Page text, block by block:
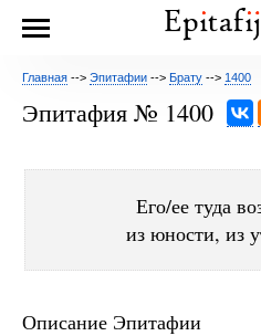
Главная --> Эпитафии --> Брату --> 1400
Эпитафия № 1400
Его/ее туда
из юности, из
Описание Эпитафии